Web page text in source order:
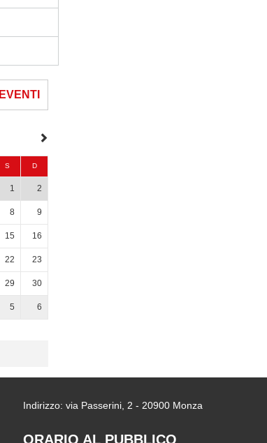
EVENTI
S D
1 2
8 9
15 16
22 23
29 30
5 6
Indirizzo: via Passerini, 2 - 20900 Monza
ORARIO AL PUBBLICO